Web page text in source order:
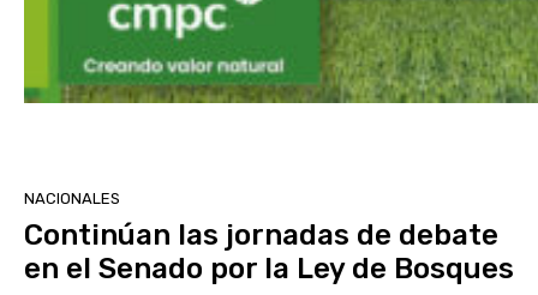
NACIONALES
Continúan las jornadas de debate
en el Senado por la Ley de Bosques